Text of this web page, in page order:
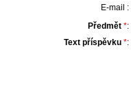
E-mail :
Předmět *:
Text příspěvku *: